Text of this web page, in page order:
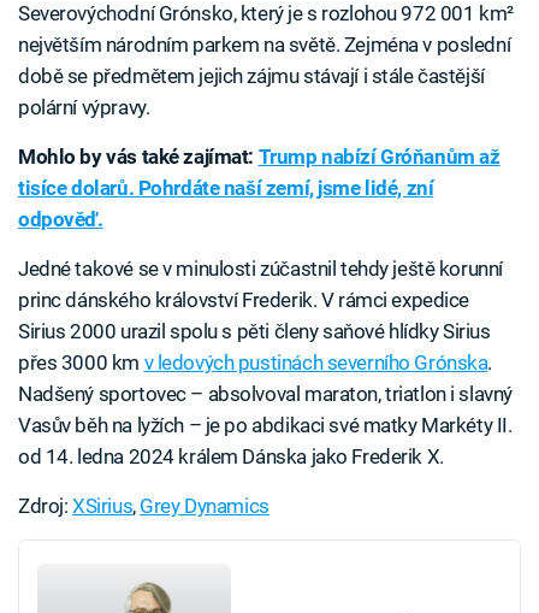
Severovýchodní Grónsko, který je s rozlohou 972 001 km²
největším národním parkem na světě. Zejména v poslední
době se předmětem jejich zájmu stávají i stále častější
polární výpravy.
Mohlo by vás také zajímat: Trump nabízí Gróňanům až
tisíce dolarů. Pohrdáte naší zemí, jsme lidé, zní
odpověď.
Jedné takové se v minulosti zúčastnil tehdy ještě korunní
princ dánského království Frederik. V rámci expedice
Sirius 2000 urazil spolu s pěti členy saňové hlídky Sirius
přes 3000 km v ledových pustinách severního Grónska.
Nadšený sportovec – absolvoval maraton, triatlon i slavný
Vasův běh na lyžích – je po abdikaci své matky Markéty II.
od 14. ledna 2024 králem Dánska jako Frederik X.
Zdroj:XSirius, Grey Dynamics